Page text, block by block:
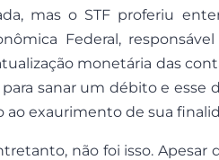
mas o STF proferiu
Federal,
monetária das
sanar um débito e esse
ao exaurimento de sua
não foi isso.